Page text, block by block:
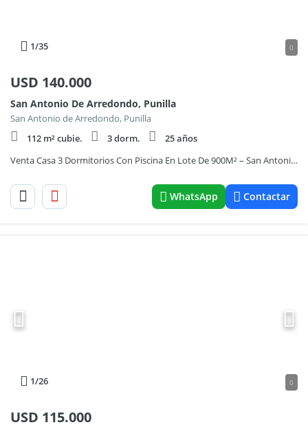
1/35 0
USD 140.000
San Antonio De Arredondo, Punilla
San Antonio de Arredondo, Punilla
112 m² cubie.
3 dorm.
25 años
Venta Casa 3 Dormitorios Con Piscina En Lote De 900M² – San Antonio De Arredondo
WhatsApp Contactar
1/26 0
USD 115.000